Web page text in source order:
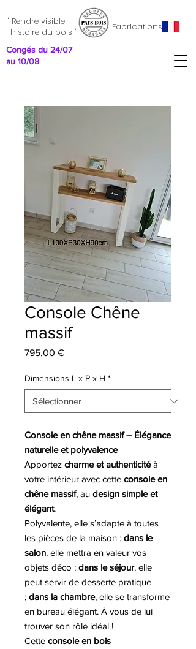
" Rendre visible
l'histoire du bois "
Fabrications
Congés du 24/07
au 10/08
Console Chêne
massif
795,00 €Prix
Dimensions L x P x H *
Console en chêne massif – Élégance
naturelle et polyvalence
Apportez charme et authenticitéà
votre intérieur avec cette console en
chêne massif, au design simple et
élégant.
Polyvalente, elle s’adapte à toutes
les pièces de la maison : dans le
salon, elle mettra en valeur vos
objets déco ; dans le séjour, elle
peut servir de desserte pratique
; dans la chambre, elle se transforme
en bureau élégant. À vous de lui
trouver son rôle idéal !
Cette console en bois